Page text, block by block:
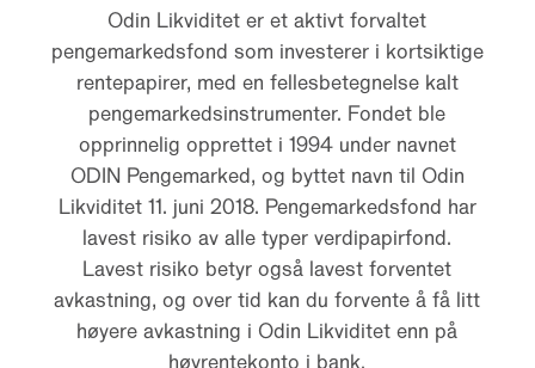
Odin Likviditet er et aktivt forvaltet
pengemarkedsfond som investerer i kortsiktige
rentepapirer, med en fellesbetegnelse kalt
pengemarkedsinstrumenter. Fondet ble
opprinnelig opprettet i 1994 under navnet
ODIN Pengemarked, og byttet navn til Odin
Likviditet 11. juni 2018. Pengemarkedsfond har
lavest risiko av alle typer verdipapirfond.
Lavest risiko betyr også lavest forventet
avkastning, og over tid kan du forvente å få litt
høyere avkastning i Odin Likviditet enn på